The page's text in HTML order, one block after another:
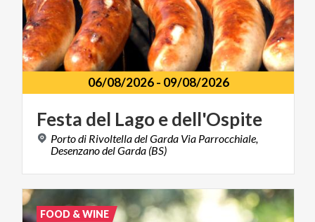
06/08/2026- 09/08/2026
Festa del Lagoedell'Ospite
Porto di Rivoltella del Garda Via Parrocchiale,
Desenzano del Garda (BS)
FOOD & WINE